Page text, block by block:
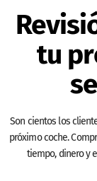
tu
Son cientos los
próximo coche.
tiempo, dinero y